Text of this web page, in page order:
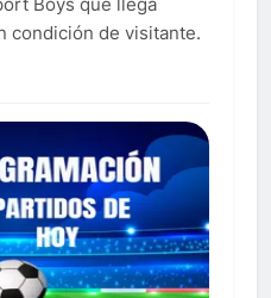
condición de visitante.